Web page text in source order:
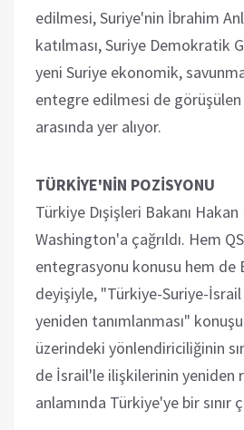
edilmesi, Suriye'nin İbrahim
katılması, Suriye Demokratik
yeni Suriye ekonomik,
entegre edilmesi de görüşülen
arasında yer alıyor.
TÜRKİYE'NİN POZİSYONU
Türkiye Dışişleri Bakanı
Washington'a çağrıldı. Hem
entegrasyonu konusu hem de
deyişiyle, "Türkiye-Suriye-
yeniden tanımlanması"
üzerindeki yönlendiriciliğinin
de İsrail'le ilişkilerinin yeniden
anlamında Türkiye'ye bir sınır